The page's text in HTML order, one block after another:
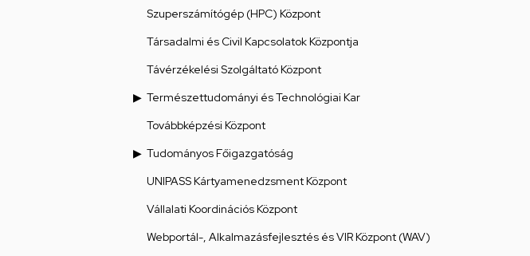
Szuperszámítógép (HPC) Központ
Társadalmi és Civil Kapcsolatok Központja
Távérzékelési Szolgáltató Központ
Természettudományi és Technológiai Kar
Továbbképzési Központ
Tudományos Főigazgatóság
UNIPASS Kártyamenedzsment Központ
Vállalati Koordinációs Központ
Webportál-, Alkalmazásfejlesztés és VIR Központ (WAV)